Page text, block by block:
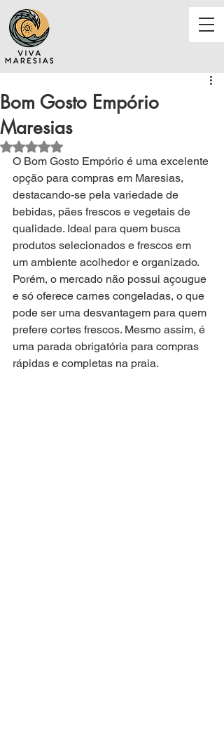
Bom Gosto Empório
Maresias
Avaliado com NaN de 5 estrelas.
O Bom Gosto Empório é uma excelente
opção para compras em Maresias,
destacando-se pela variedade de
bebidas, pães frescos e vegetais de
qualidade. Ideal para quem busca
produtos selecionados e frescos em
um ambiente acolhedor e organizado.
Porém, o mercado não possui açougue
e só oferece carnes congeladas, o que
pode ser uma desvantagem para quem
prefere cortes frescos. Mesmo assim, é
uma parada obrigatória para compras
rápidas e completas na praia.